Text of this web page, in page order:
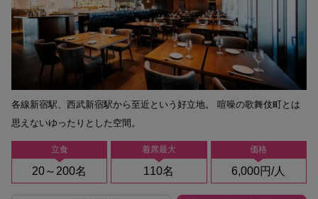
立食
20～200名
着席最大
110名
価格
6,000円/人
各線新宿駅、西武新宿駅から至近という好立地。 喧噪の歌舞伎町とは
思えないゆったりとした空間。